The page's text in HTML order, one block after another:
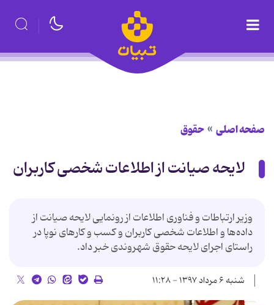
صفحه اصلی حقوق
لایحه صیانت از اطلاعات شخصی کاربران
وزیر ارتباطات و فناوری اطلاعات از رونمایی لایحه صیانت از
داده‌ها و اطلاعات شخصی کاربران و کسب و کارهای نوپا در
راستای اجرای لایحه حقوق شهروندی خبر داد.
شنبه ۶ مرداد ۱۳۹۷ - ۱۱:۲۸